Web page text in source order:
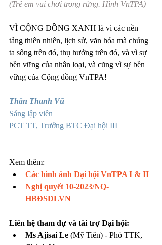
(Trẻ em vui chơi trong rừng. Hình VnTPA)
VÌ CỘNG ĐỒNG XANH là vì các nền
tảng thiên nhiên, lịch sử, văn hóa mà chúng
ta sống trên đó, thụ hưởng trên đó, và vì sự
bền vững của nhân loại, và cũng vì sự bền
vững của Cộng đồng VnTPA!
Thân Thanh Vũ
Sáng lập viên
PCT TT, Trưởng BTC Đại hội III
Xem thêm:
Các hình ảnh Đại hội VnTPA I & II
Nghị quyết 10-2023/NQ-
HBĐSDLVN
Liên hệ tham dự và tài trợ Đại hội:
Ms Ajisai Le (Mỹ Tiên) - Phó TTK,